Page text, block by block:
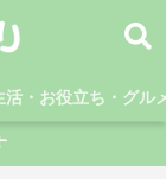
活・お役立ち・グル